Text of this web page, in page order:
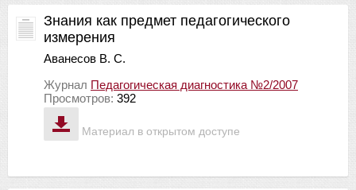
Материал в открытом доступе
Знания как предмет педагогического
измерения
Аванесов В. С.
Журнал Педагогическая диагностика №2/2007
Просмотров: 392